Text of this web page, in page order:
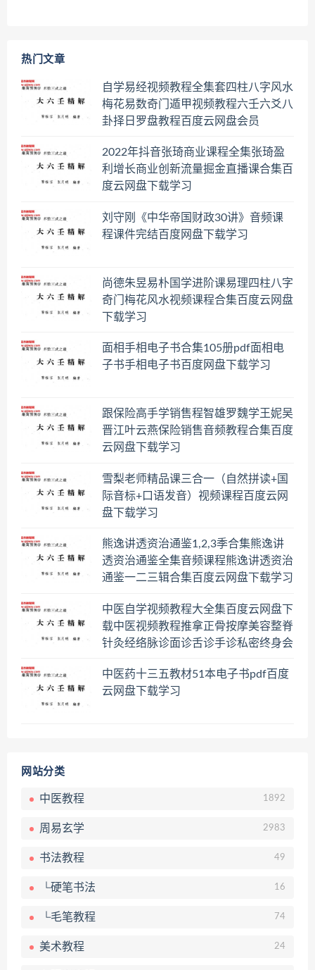
热门文章
自学易经视频教程全集套四柱八字风水
梅花易数奇门遁甲视频教程六壬六爻八
卦择日罗盘教程百度云网盘会员
2022年抖音张琦商业课程全集张琦盈
利增长商业创新流量掘金直播课合集百
度云网盘下载学习
刘守刚《中华帝国财政30讲》音频课
程课件完结百度网盘下载学习
尚德朱昱易朴国学进阶课易理四柱八字
奇门梅花风水视频课程合集百度云网盘
下载学习
面相手相电子书合集105册pdf面相电
子书手相电子书百度网盘下载学习
跟保险高手学销售程智雄罗魏学王妮吴
晋江叶云燕保险销售音频教程合集百度
云网盘下载学习
雪梨老师精品课三合一（自然拼读+国
际音标+口语发音）视频课程百度云网
盘下载学习
熊逸讲透资治通鉴1,2,3季合集熊逸讲
透资治通鉴全集音频课程熊逸讲透资治
通鉴一二三辑合集百度云网盘下载学习
中医自学视频教程大全集百度云网盘下
载中医视频教程推拿正骨按摩美容整脊
针灸经络脉诊面诊舌诊手诊私密终身会
中医药十三五教材51本电子书pdf百度
云网盘下载学习
网站分类
中医教程 1892
周易玄学 2983
书法教程 49
└硬笔书法 16
└毛笔教程 74
美术教程 24